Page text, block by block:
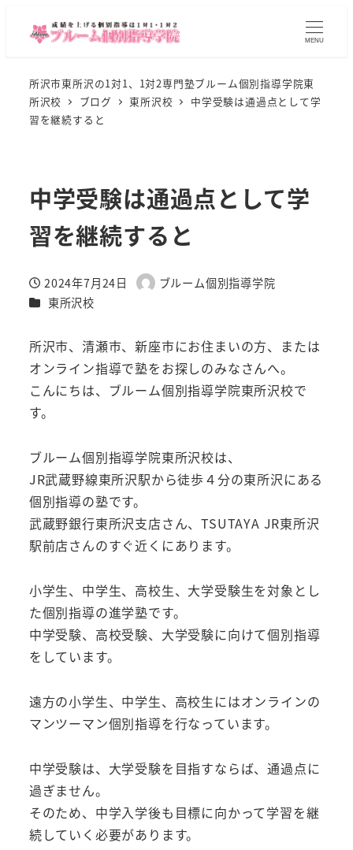
MENU
所沢市東所沢の1対1、1対2専門塾ブルーム個別指導学院東
所沢校
ブログ 東所沢校
中学受験は通過点として学
習を継続すると
中学受験は通過点として学
習を継続すると
投稿日
2024年7月24日
著
ブルーム個別指導学院
カテゴリー
東所沢校
所沢市、清瀬市、新座市にお住まいの方、または
オンライン指導で塾をお探しのみなさんへ。
こんにちは、ブルーム個別指導学院東所沢校で
す。
ブルーム個別指導学院東所沢校は、
JR武蔵野線東所沢駅から徒歩４分の東所沢にある
個別指導の塾です。
武蔵野銀行東所沢支店さん、TSUTAYA JR東所沢
駅前店さんのすぐ近くにあります。
小学生、中学生、高校生、大学受験生を対象とし
た個別指導の進学塾です。
中学受験、高校受験、大学受験に向けて個別指導
をしています。
遠方の小学生、中学生、高校生にはオンラインの
マンツーマン個別指導を行なっています。
中学受験は、大学受験を目指すならば、通過点に
過ぎません。
そのため、中学入学後も目標に向かって学習を継
続していく必要があります。